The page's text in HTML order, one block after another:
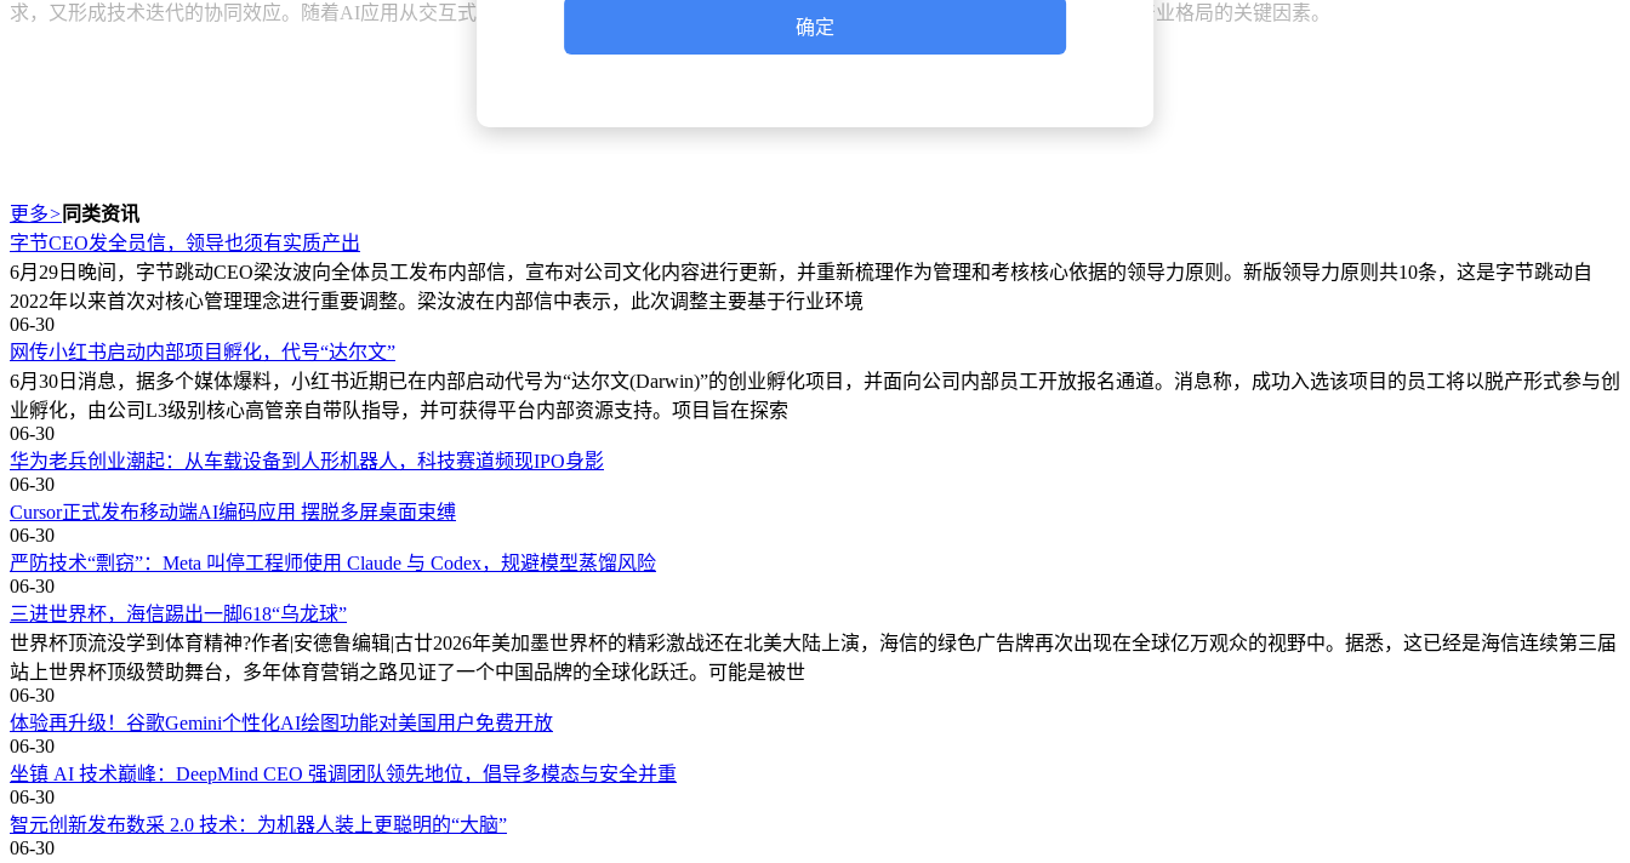
求，又形成技术迭代的协同效应。随着AI应用从交互式对话向自主决策演进，多模态融合与任务执行能力的系统级竞争，正成为决定产业格局的关键因素。
确定
更多> 同类资讯
字节CEO发全员信，领导也须有实质产出
6月29日晚间，字节跳动CEO梁汝波向全体员工发布内部信，宣布对公司文化内容进行更新，并重新梳理作为管理和考核核心依据的领导力原则。新版领导力原则共10条，这是字节跳动自
2022年以来首次对核心管理理念进行重要调整。梁汝波在内部信中表示，此次调整主要基于行业环境
06-30
网传小红书启动内部项目孵化，代号“达尔文”
6月30日消息，据多个媒体爆料，小红书近期已在内部启动代号为“达尔文(Darwin)”的创业孵化项目，并面向公司内部员工开放报名通道。消息称，成功入选该项目的员工将以脱产形式参与创
业孵化，由公司L3级别核心高管亲自带队指导，并可获得平台内部资源支持。项目旨在探索
06-30
华为老兵创业潮起：从车载设备到人形机器人，科技赛道频现IPO身影
06-30
Cursor正式发布移动端AI编码应用 摆脱多屏桌面束缚
06-30
严防技术“剽窃”：Meta 叫停工程师使用 Claude 与 Codex，规避模型蒸馏风险
06-30
三进世界杯，海信踢出一脚618“乌龙球”
世界杯顶流没学到体育精神?作者|安德鲁编辑|古廿2026年美加墨世界杯的精彩激战还在北美大陆上演，海信的绿色广告牌再次出现在全球亿万观众的视野中。据悉，这已经是海信连续第三届
站上世界杯顶级赞助舞台，多年体育营销之路见证了一个中国品牌的全球化跃迁。可能是被世
06-30
体验再升级！谷歌Gemini个性化AI绘图功能对美国用户免费开放
06-30
坐镇 AI 技术巅峰：DeepMind CEO 强调团队领先地位，倡导多模态与安全并重
06-30
智元创新发布数采 2.0 技术：为机器人装上更聪明的“大脑”
06-30